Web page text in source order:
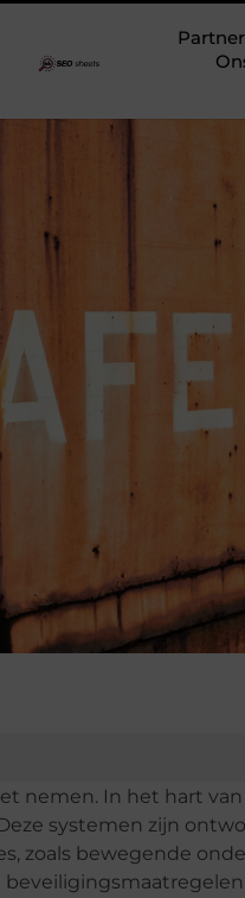
nemen. In het hart
systemen zijn
zoals bewegende
beveiligingsmaatregelen